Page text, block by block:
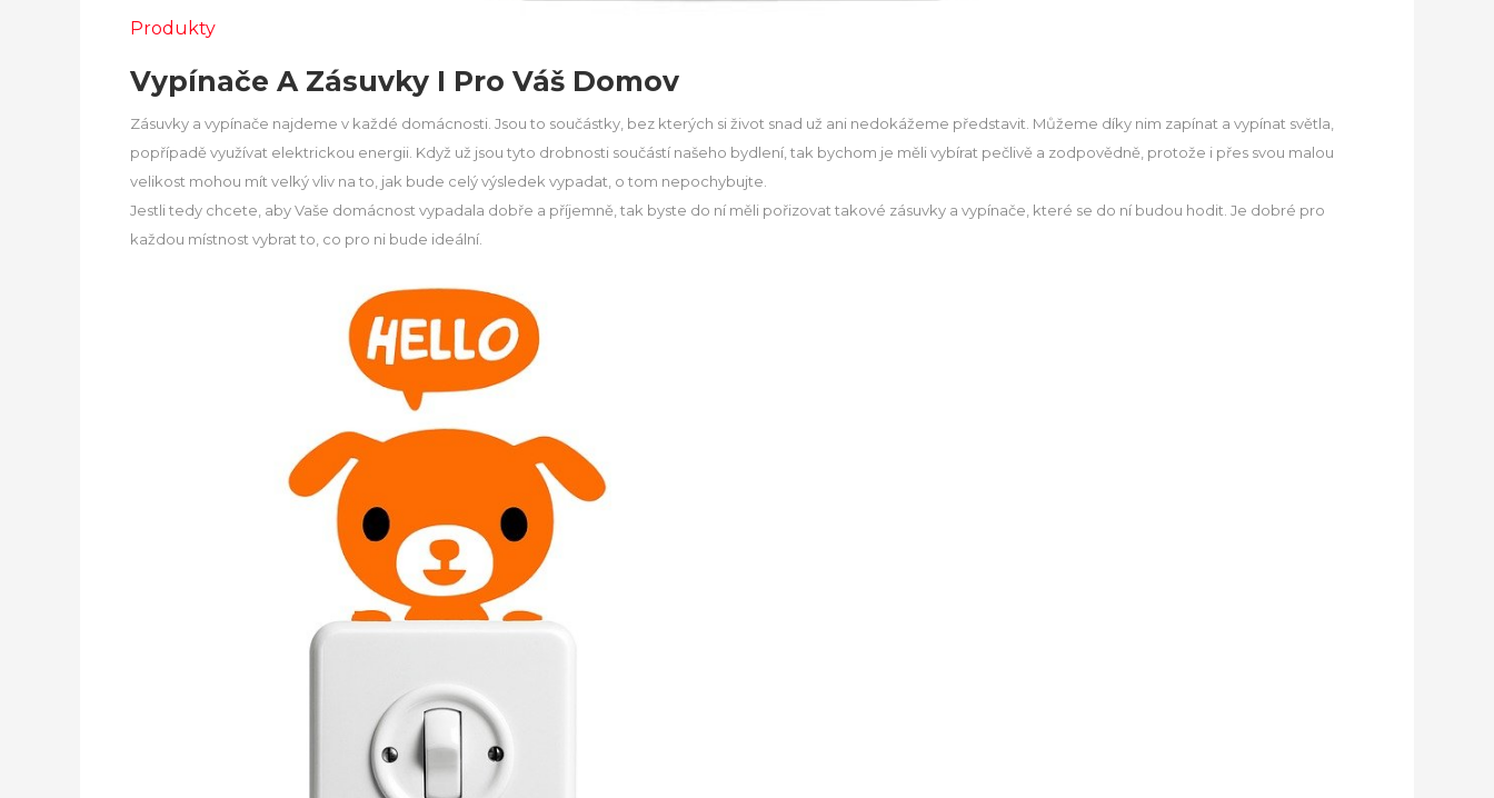
Produkty
Vypínače A Zásuvky I Pro Váš Domov
Zásuvky a vypínače najdeme v každé domácnosti. Jsou to součástky, bez kterých si život snad už ani nedokážeme představit. Můžeme díky nim zapínat a vypínat světla,
popřípadě využívat elektrickou energii. Když už jsou tyto drobnosti součástí našeho bydlení, tak bychom je měli vybírat pečlivě a zodpovědně, protože i přes svou malou
velikost mohou mít velký vliv na to, jak bude celý výsledek vypadat, o tom nepochybujte.
Jestli tedy chcete, aby Vaše domácnost vypadala dobře a příjemně, tak byste do ní měli pořizovat takové zásuvky a vypínače, které se do ní budou hodit. Je dobré pro
každou místnost vybrat to, co pro ni bude ideální.